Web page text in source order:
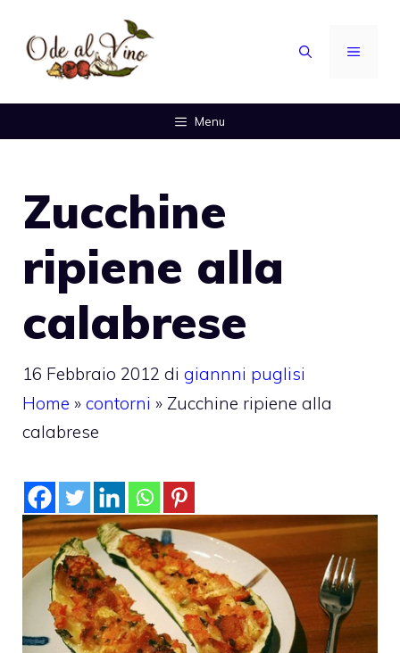
contenuto
MENU
Menu
Zucchine
ripiene alla
calabrese
16 Febbraio 2012 di giannni puglisi
Home » contorni » Zucchine ripiene alla
calabrese